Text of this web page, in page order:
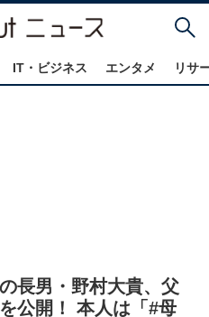
IT・ビジネス エンタメ リサ
長男・野村大貴、父
公開！ 本人は「#母